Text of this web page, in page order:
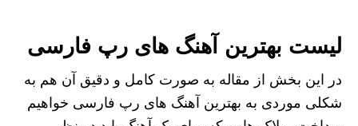
لیست بهترین آهنگ های رپ فارسی
در این بخش از مقاله به صورت کامل و دقیق آن هم به
شکلی موردی به بهترین آهنگ های رپ فارسی خواهیم